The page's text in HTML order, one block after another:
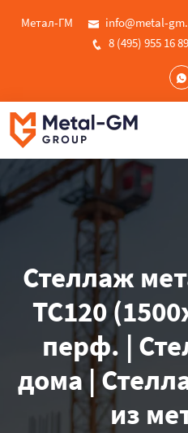
Метал-ГМ info@metal-
8 (495) 955 16 89
Стеллаж
ТС120
перф. |
дома |
из